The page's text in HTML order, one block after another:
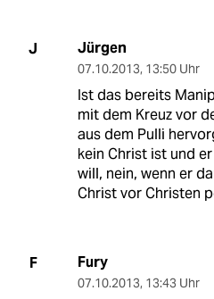
J Jürgen
07.10.2013, 13:50 Uhr
Ist das bereits
mit dem Kreuz vor
aus dem Pulli
kein Christ ist und
will, nein, wenn er
Christ vor Christen
F Fury
07.10.2013, 13:43 Uhr